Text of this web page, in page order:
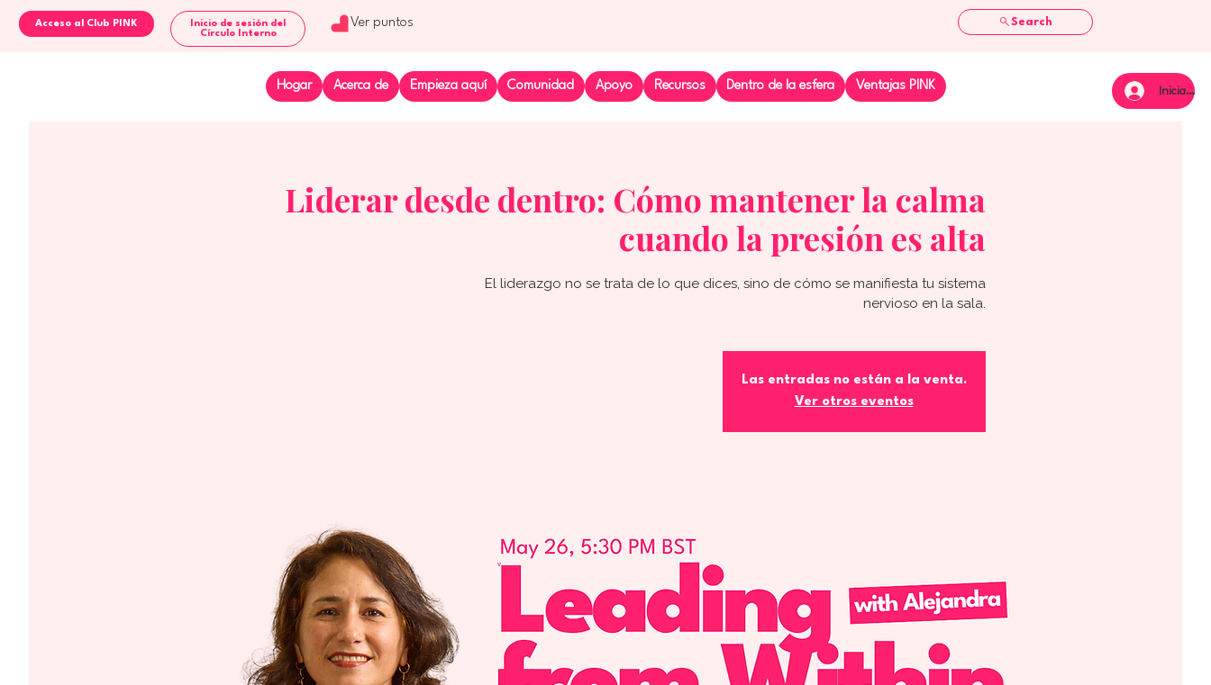
Hogar Acerca de Empieza aquí Comunidad Apoyo Recursos Dentro de la esfera Ventajas PINK Iniciar
Search
Inicio de sesión del
Círculo Interno
Ver puntos
Liderar desde dentro: Cómo mantener la calma
cuando la presión es alta
El liderazgo no se trata de lo que dices, sino de cómo se manifiesta tu sistema
nervioso en la sala.
Las entradas no están a la venta.
Ver otros eventos